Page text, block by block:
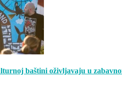
baštini oživljavaju u